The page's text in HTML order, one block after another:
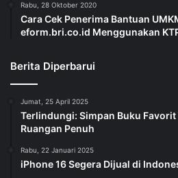
Rabu, 28 Oktober 2020
Cara Cek Penerima Bantuan
eform.bri.co.id Menggunakan
Berita Diperbarui
Jumat, 25 April 2025
Terlindungi: Simpan Buku
Ruangan Penuh
Rabu, 22 Januari 2025
iPhone 16 Segera Dijual di